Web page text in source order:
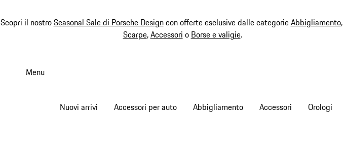
Scopri il nostroSeasonal Sale di Porsche Designcon offerte esclusive dalle categorieAbbigliamento,
Scarpe,Accessori o Borse e valigie.
Menu
Nuovi arrivi Accessori per auto Abbigliamento Accessori Orologi